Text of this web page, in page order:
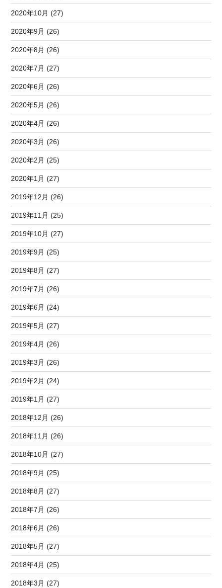
2020年10月 (27)
2020年9月 (26)
2020年8月 (26)
2020年7月 (27)
2020年6月 (26)
2020年5月 (26)
2020年4月 (26)
2020年3月 (26)
2020年2月 (25)
2020年1月 (27)
2019年12月 (26)
2019年11月 (25)
2019年10月 (27)
2019年9月 (25)
2019年8月 (27)
2019年7月 (26)
2019年6月 (24)
2019年5月 (27)
2019年4月 (26)
2019年3月 (26)
2019年2月 (24)
2019年1月 (27)
2018年12月 (26)
2018年11月 (26)
2018年10月 (27)
2018年9月 (25)
2018年8月 (27)
2018年7月 (26)
2018年6月 (26)
2018年5月 (27)
2018年4月 (25)
2018年3月 (27)